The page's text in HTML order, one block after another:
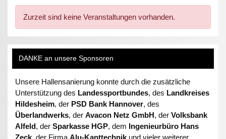
Zurzeit sind keine Veranstaltungen vorhanden.
DANKE an unsere Sponsoren
Unsere Hallensanierung konnte durch die zusätzliche
Unterstützung des Landessportbundes, des Landkreises
Hildesheim, der PSD Bank Hannover, des
Überlandwerks, derAvacon Netz GmbH, derVolksbank
Alfeld, derSparkasse HGP, dem Ingenieurbüro Hans
Zeck,der FirmaAlu-Kanttechnik und vieler weiterer